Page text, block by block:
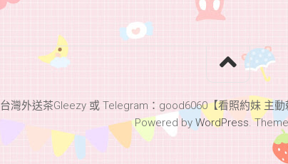
台灣外送茶Gleezy 或 Telegram：good6060【看照約妹 主
Powered by WordPress.